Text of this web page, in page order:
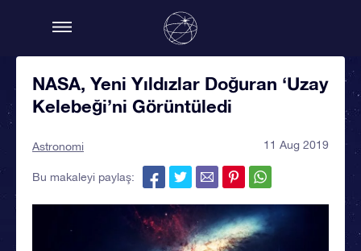
NASA, Yeni Yıldızlar Doğuran ‘Uzay
Kelebeği’ni Görüntüledi
Astronomi 11 Aug 2019
Bu makaleyi paylaş: